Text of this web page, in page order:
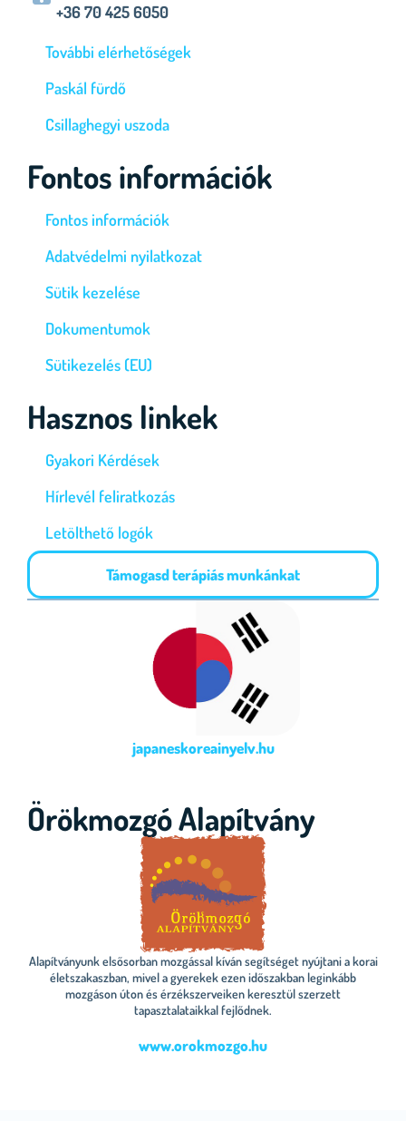
+36 70 425 6050
További elérhetőségek
Paskál fürdő
Csillaghegyi uszoda
Fontos információk
Fontos információk
Adatvédelmi nyilatkozat
Sütik kezelése
Dokumentumok
Sütikezelés (EU)
Hasznos linkek
Gyakori Kérdések
Hírlevél feliratkozás
Letölthető logók
Támogasd terápiás munkánkat
japaneskoreainyelv.hu
Örökmozgó Alapítvány
Alapítványunk elsősorban mozgással kíván segítséget nyújtani a korai
életszakaszban, mivel a gyerekek ezen időszakban leginkább
mozgáson úton és érzékszerveiken keresztül szerzett
tapasztalataikkal fejlődnek.
www.orokmozgo.hu